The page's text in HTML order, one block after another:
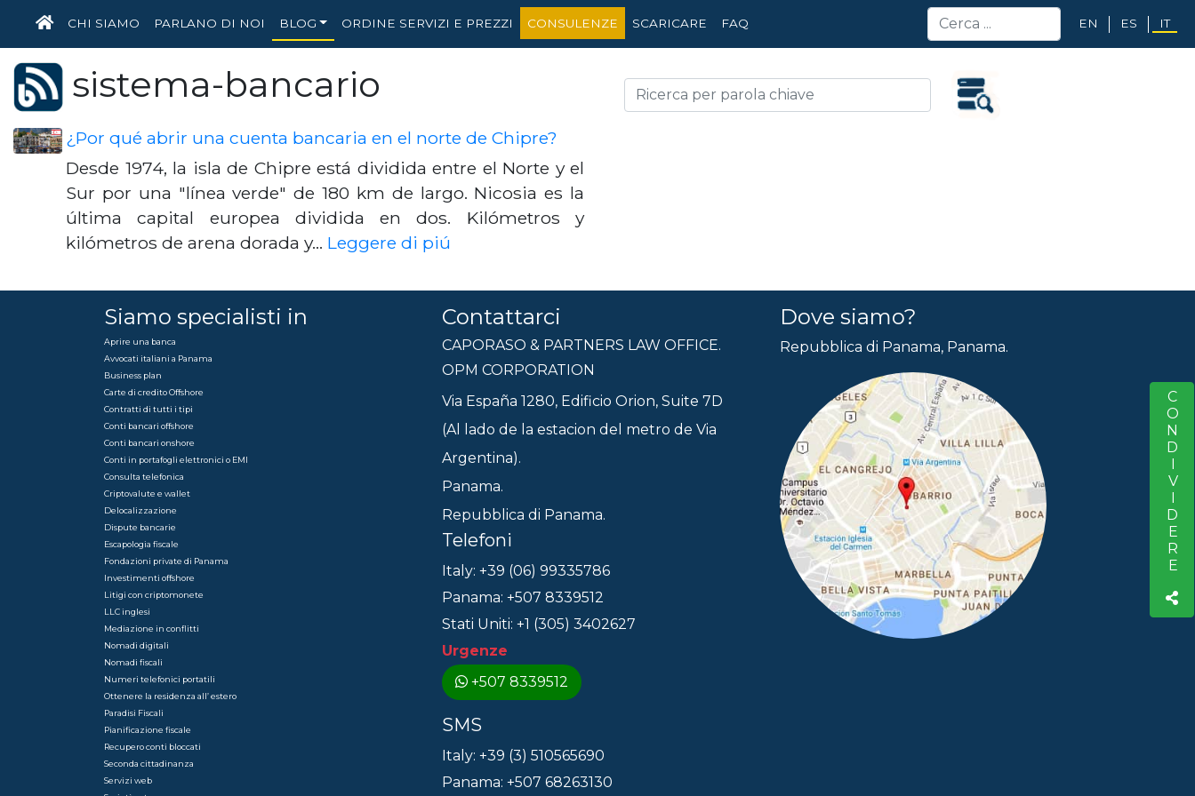
HOME
CHI SIAMO PARLANO DI NOI BLOG ORDINE SERVIZI E PREZZI CONSULENZE SCARICARE FAQ EN ES IT
sistema-bancario
¿Por qué abrir una cuenta bancaria en el norte de Chipre?
Desde 1974, la isla de Chipre está dividida entre el Norte y el
Sur por una "línea verde" de 180 km de largo. Nicosia es la
última capital europea dividida en dos. Kilómetros y
kilómetros de arena dorada y… Leggere di piú
CONDIVIDERE
Siamo specialisti in
Aprire una banca
Avvocati italiani a Panama
Business plan
Carte di credito Offshore
Contratti di tutti i tipi
Conti bancari offshore
Conti bancari onshore
Conti in portafogli elettronici o EMI
Consulta telefonica
Criptovalute e wallet
Delocalizzazione
Dispute bancarie
Escapologia fiscale
Fondazioni private di Panama
Investimenti offshore
Litigi con criptomonete
LLC inglesi
Mediazione in conflitti
Nomadi digitali
Nomadi fiscali
Numeri telefonici portatili
Ottenere la residenza all’ estero
Paradisi Fiscali
Pianificazione fiscale
Recupero conti bloccati
Seconda cittadinanza
Servizi web
Contattarci
CAPORASO & PARTNERS LAW OFFICE.
OPM CORPORATION
Via España 1280, Edificio Orion, Suite 7D
(Al lado de la estacion del metro de Via
Argentina).
Panama.
Repubblica di Panama.
Telefoni
Italy: +39 (06) 99335786
Panama: +507 8339512
Stati Uniti: +1 (305) 3402627
Urgenze
+507 8339512
SMS
Italy: +39 (3) 510565690
Panama: +507 68263130
Dove siamo?
Repubblica di Panama, Panama.